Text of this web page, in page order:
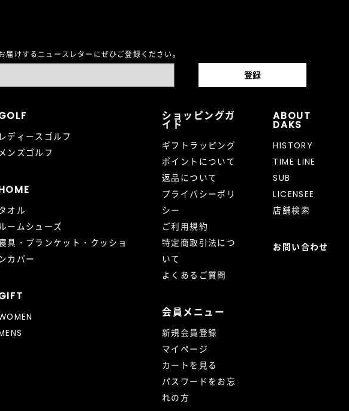
けするニュースレターにぜひご登録ください。
レディースゴルフ
ンズゴルフ
オル
ームシューズ
具・ブランケット・クッショ
ンカバー
ショッピングガ
イド
ギフトラッピング
ポイントについて
返品について
プライバシーポリ
シー
ご利用規約
特定商取引法につ
いて
よくあるご質問
会員メニュー
新規会員登録
マイページ
カートを見る
パスワードをお忘
れの方
ABOUT
DAKS
HISTORY
TIME LINE
SUB
LICENSEE
店舗検索
お問い合わせ